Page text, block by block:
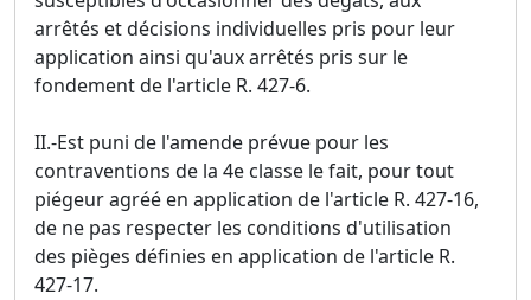
arrêtés et décisions individuelles pris pour leur
application ainsi qu'aux arrêtés pris sur le
fondement de l'article R. 427-6.
II.-Est puni de l'amende prévue pour les
contraventions de la 4e classe le fait, pour tout
piégeur agréé en application de l'article R. 427-16,
de ne pas respecter les conditions d'utilisation
des pièges définies en application de l'article R.
427-17.